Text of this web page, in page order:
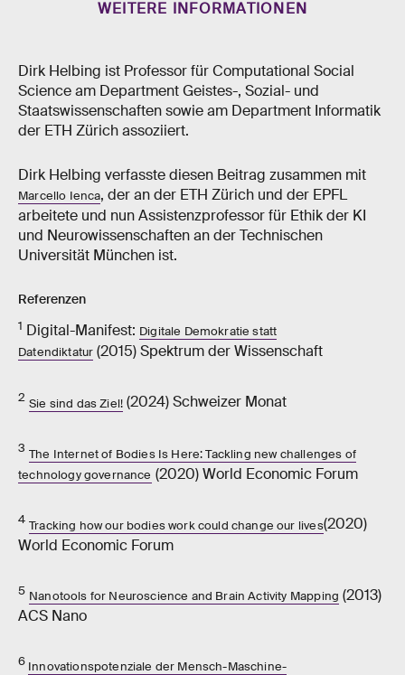
WEITERE INFORMATIONEN
Dirk Helbing ist Professor für Computational Social
Science am Department Geistes-​, Sozial-​ und
Staatswissenschaften sowie am Department Informatik
der ETH Zürich assoziiert.
Dirk Helbing verfasste diesen Beitrag zusammen mit
Marcello Ienca, der an der ETH Zürich und der EPFL
arbeitete und nun Assistenzprofessor für Ethik der KI
und Neurowissenschaften an der Technischen
Universität München ist.
Referenzen
1 Digital-​Manifest: Digitale Demokratie statt
Datendiktatur (2015) Spektrum der Wissenschaft
2 Sie sind das Ziel! (2024) Schweizer Monat
3 The Internet of Bodies Is Here: Tackling new challenges of
technology governance (2020) World Economic Forum
4 Tracking how our bodies work could change our lives(2020)
World Economic Forum
5 Nanotools for Neuroscience and Brain Activity Mapping (2013)
ACS Nano
6 Innovationspotenziale der Mensch-​Maschine-